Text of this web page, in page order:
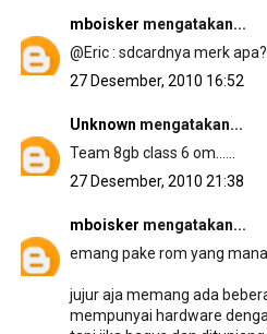
mboisker mengatakan...
@Eric : sdcardnya merk
27 Desember, 2010 16:52
Unknown mengatakan...
Team 8gb class 6 om......
27 Desember, 2010 21:38
mboisker mengatakan...
emang pake rom yang
jujur aja memang ada
mempunyai hardware